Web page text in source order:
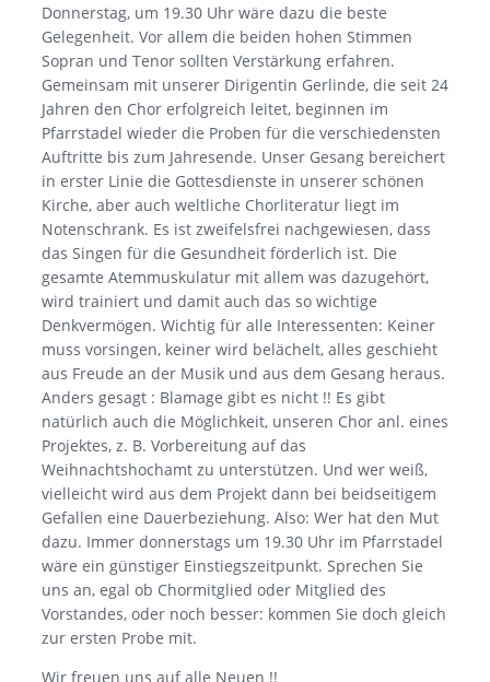
Donnerstag, um 19.30 Uhr wäre dazu die beste
Gelegenheit. Vor allem die beiden hohen Stimmen
Sopran und Tenor sollten Verstärkung erfahren.
Gemeinsam mit unserer Dirigentin Gerlinde, die seit 24
Jahren den Chor erfolgreich leitet, beginnen im
Pfarrstadel wieder die Proben für die verschiedensten
Auftritte bis zum Jahresende. Unser Gesang bereichert
in erster Linie die Gottesdienste in unserer schönen
Kirche, aber auch weltliche Chorliteratur liegt im
Notenschrank. Es ist zweifelsfrei nachgewiesen, dass
das Singen für die Gesundheit förderlich ist. Die
gesamte Atemmuskulatur mit allem was dazugehört,
wird trainiert und damit auch das so wichtige
Denkvermögen. Wichtig für alle Interessenten: Keiner
muss vorsingen, keiner wird belächelt, alles geschieht
aus Freude an der Musik und aus dem Gesang heraus.
Anders gesagt : Blamage gibt es nicht !! Es gibt
natürlich auch die Möglichkeit, unseren Chor anl. eines
Projektes, z. B. Vorbereitung auf das
Weihnachtshochamt zu unterstützen. Und wer weiß,
vielleicht wird aus dem Projekt dann bei beidseitigem
Gefallen eine Dauerbeziehung. Also: Wer hat den Mut
dazu. Immer donnerstags um 19.30 Uhr im Pfarrstadel
wäre ein günstiger Einstiegszeitpunkt. Sprechen Sie
uns an, egal ob Chormitglied oder Mitglied des
Vorstandes, oder noch besser: kommen Sie doch gleich
zur ersten Probe mit.
Wir freuen uns auf alle Neuen !!